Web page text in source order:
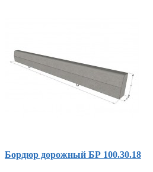
Бордюр дорожный БР 100.30.18